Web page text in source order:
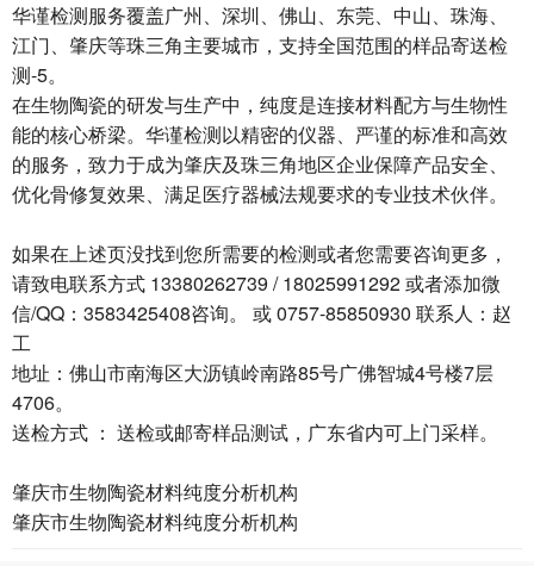
华谨检测服务覆盖广州、深圳、佛山、东莞、中山、珠海、
江门、肇庆等珠三角主要城市，支持全国范围的样品寄送检
测-5。
在生物陶瓷的研发与生产中，纯度是连接材料配方与生物性
能的核心桥梁。华谨检测以精密的仪器、严谨的标准和高效
的服务，致力于成为肇庆及珠三角地区企业保障产品安全、
优化骨修复效果、满足医疗器械法规要求的专业技术伙伴。
如果在上述页没找到您所需要的检测或者您需要咨询更多，
请致电联系方式 13380262739 / 18025991292 或者添加微
信/QQ：3583425408咨询。 或 0757-85850930 联系人：赵
工
地址：佛山市南海区大沥镇岭南路85号广佛智城4号楼7层
4706。
送检方式 ： 送检或邮寄样品测试，广东省内可上门采样。
肇庆市生物陶瓷材料纯度分析机构
肇庆市生物陶瓷材料纯度分析机构